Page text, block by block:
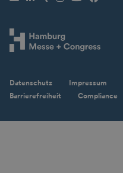
Datenschutz Impressum
Barrierefreiheit
Compliance